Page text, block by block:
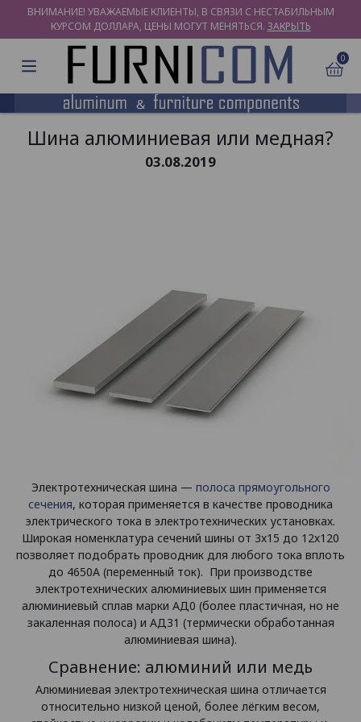
ВНИМАНИЕ! УВАЖАЕМЫЕ КЛИЕНТЫ, В СВЯЗИ С НЕСТАБИЛЬНЫМ
КУРСОМ ДОЛЛАРА, ЦЕНЫ МОГУТ МЕНЯТЬСЯ. ЗАКРЫТЬ
0
Шина алюминиевая или медная?
03.08.2019
Электротехническая шина — полоса прямоугольного
сечения, которая применяется в качестве проводника
электрического тока в электротехнических установках.
Широкая номенклатура сечений шины от 3х15 до 12х120
позволяет подобрать проводник для любого тока вплоть
до 4650А (переменный ток). При производстве
электротехнических алюминиевых шин применяется
алюминиевый сплав марки АД0 (более пластичная, но не
закаленная полоса) и АД31 (термически обработанная
алюминиевая шина).
Сравнение: алюминий или медь
Алюминиевая электротехническая шина отличается
относительно низкой ценой, более лёгким весом,